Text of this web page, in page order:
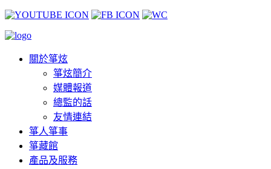
關於箏炫
箏炫簡介
媒體報道
總監的話
友情連結
箏人箏事
箏藏館
產品及服務